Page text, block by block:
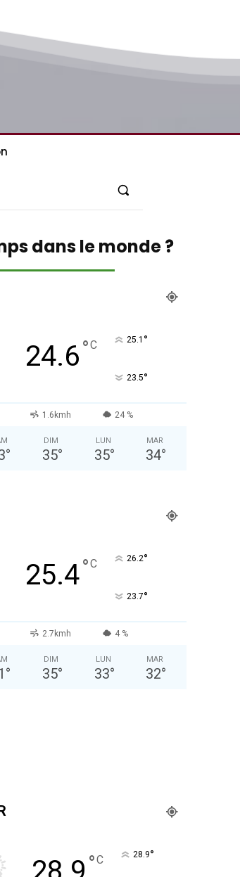
dans le monde ?
24.6°C 25.1 °
23.5°
1.6kmh 24 %
°
DIM
35°
LUN
35°
MAR
34°
25.4°C 26.2°
23.7°
2.7kmh 4 %
°
DIM
35°
LUN
33°
MAR
32°
°C 28.9°